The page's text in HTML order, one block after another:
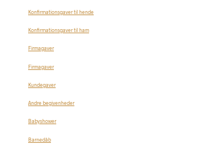
Konfirmationsgaver til hende
Konfirmationsgaver til ham
Firmagaver
Firmagaver
Kundegaver
Andre begivenheder
Babyshower
Barnedåb